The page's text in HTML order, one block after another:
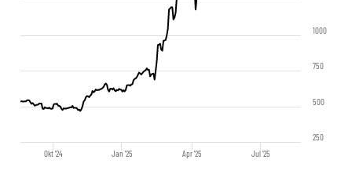
Jan '25 Jul '25
Okt '24 Apr '25
250
500
750
1000